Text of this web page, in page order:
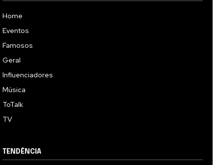
Home
Eventos
Famosos
Geral
Influenciadores
Música
ToTalk
TV
TENDÊNCIA